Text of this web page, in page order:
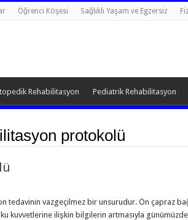
Öğrenci Köşesi Sağlıklı Yaşam ve Egzersiz
Rehabilitasyon Pediatrik Rehabilitasyon
protokolü
tedavinin vazgeçilmez bir unsurudur. Ön çapraz
kuvvetlerine ilişkin bilgilerin artmasıyla günümüzde